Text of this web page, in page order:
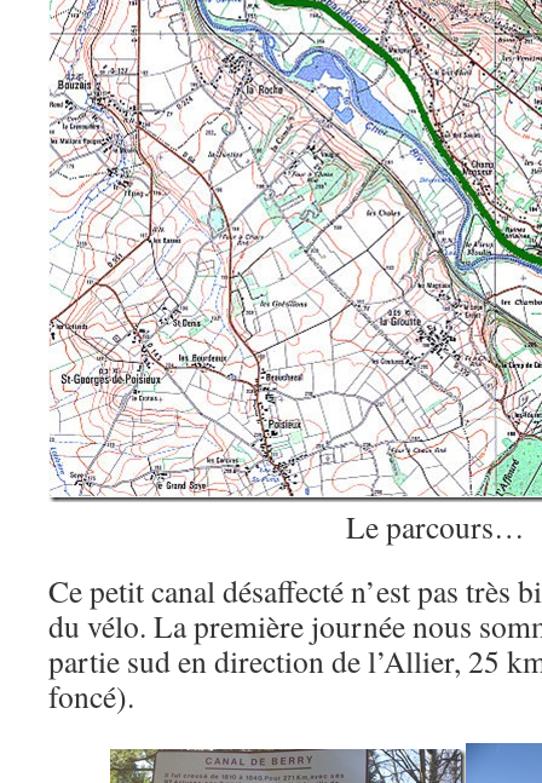
Le parcours…
Ce petit canal désaffecté n’est pas très
du vélo. La première journée nous
partie sud en direction de l’Allier, 25
foncé).